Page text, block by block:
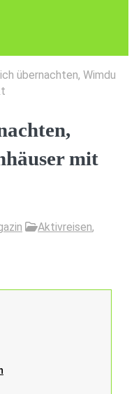
übernachten, Wimdu
mit
Aktivreisen,